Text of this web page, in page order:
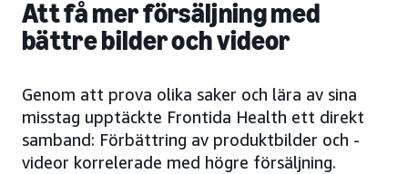
Att få mer försäljning med
bättre bilder och videor
Genom att prova olika saker och lära av sina
misstag upptäckte Frontida Health ett direkt
samband: Förbättring av produktbilder och -
videor korrelerade med högre försäljning.